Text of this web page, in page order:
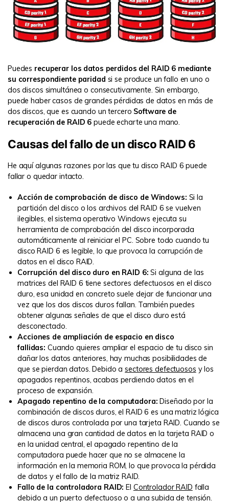
Puedes recuperar los datos perdidos del RAID 6 mediante
su correspondiente paridad si se produce un fallo en uno o
dos discos simultánea o consecutivamente. Sin embargo,
puede haber casos de grandes pérdidas de datos en más de
dos discos, que es cuando un tercero Software de
recuperación de RAID 6 puede echarte una mano.
Causas del fallo de un disco RAID 6
He aquí algunas razones por las que tu disco RAID 6 puede
fallar o quedar intacto.
Acción de comprobación de disco de Windows: Si la
partición del disco o los archivos del RAID 6 se vuelven
ilegibles, el sistema operativo Windows ejecuta su
herramienta de comprobación del disco incorporada
automáticamente al reiniciar el PC. Sobre todo cuando tu
disco RAID 6 es legible, lo que provoca la corrupción de
datos en el disco RAID.
Corrupción del disco duro en RAID 6: Si alguna de las
matrices del RAID 6 tiene sectores defectuosos en el disco
duro, esa unidad en concreto suele dejar de funcionar una
vez que los dos discos duros fallan. También puedes
obtener algunas señales de que el disco duro está
desconectado.
Acciones de ampliación de espacio en disco
fallidas: Cuando quieres ampliar el espacio de tu disco sin
dañar los datos anteriores, hay muchas posibilidades de
que se pierdan datos. Debido a sectores defectuosos y los
apagados repentinos, acabas perdiendo datos en el
proceso de expansión.
Apagado repentino de la computadora: Diseñado por la
combinación de discos duros, el RAID 6 es una matriz lógica
de discos duros controlada por una tarjeta RAID. Cuando se
almacena una gran cantidad de datos en la tarjeta RAID o
en la unidad central, el apagado repentino de la
computadora puede hacer que no se almacene la
información en la memoria ROM, lo que provoca la pérdida
de datos y el fallo de la matriz RAID.
Fallo de la controladora RAID: El Controlador RAID falla
debido a un puerto defectuoso o a una subida de tensión.